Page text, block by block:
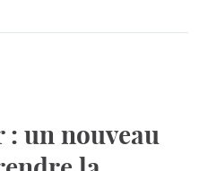
: un nouveau